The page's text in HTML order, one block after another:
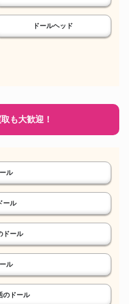
ドールヘッド
も大歓迎！
ル
ール
ドール
ル
のドール